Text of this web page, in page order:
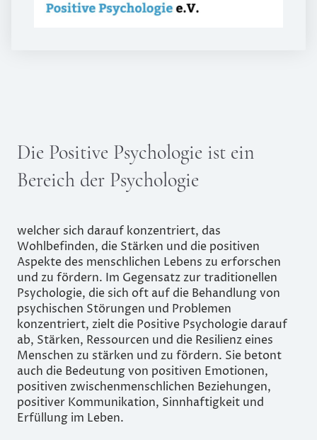
Die Positive Psychologie ist ein
Bereich der Psychologie
welcher sich darauf konzentriert, das
Wohlbefinden, die Stärken und die positiven
Aspekte des menschlichen Lebens zu erforschen
und zu fördern. Im Gegensatz zur traditionellen
Psychologie, die sich oft auf die Behandlung von
psychischen Störungen und Problemen
konzentriert, zielt die Positive Psychologie darauf
ab, Stärken, Ressourcen und die Resilienz eines
Menschen zu stärken und zu fördern. Sie betont
auch die Bedeutung von positiven Emotionen,
positiven zwischenmenschlichen Beziehungen,
positiver Kommunikation, Sinnhaftigkeit und
Erfüllung im Leben.